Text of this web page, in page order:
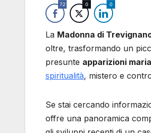
72 0 0
La Madonna di
oltre, trasformando un
presunte apparizioni
spiritualità, mistero e
Se stai cercando
offre una panoramica